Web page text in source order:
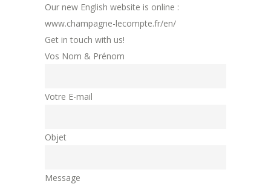
Our new English website is online :
www.champagne-lecompte.fr/en/
Get in touch with us!
Vos Nom & Prénom
Votre E-mail
Objet
Message